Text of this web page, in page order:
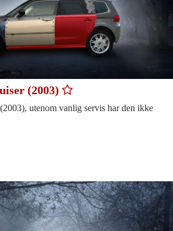
(2003)
utenom vanlig servis har den ikke